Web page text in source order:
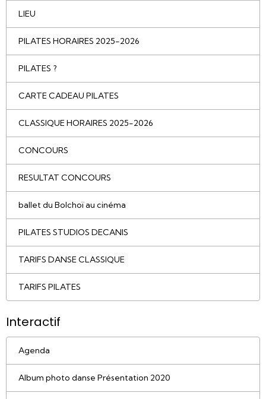
LIEU
PILATES HORAIRES 2025-2026
PILATES ?
CARTE CADEAU PILATES
CLASSIQUE HORAIRES 2025-2026
CONCOURS
RESULTAT CONCOURS
ballet du Bolchoï au cinéma
PILATES STUDIOS DECANIS
TARIFS DANSE CLASSIQUE
TARIFS PILATES
Interactif
Agenda
Album photo danse Présentation 2020